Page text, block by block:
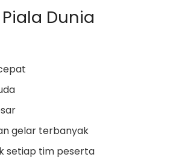
Dunia
gelar terbanyak
setiap tim peserta